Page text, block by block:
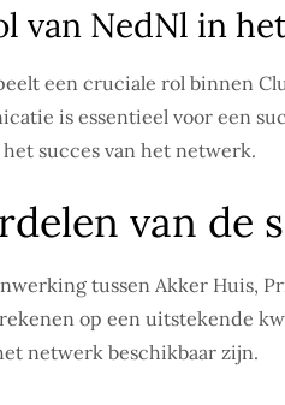
van NedNl in
een cruciale rol binnen
is essentieel voor een
succes van het netwerk.
van de
tussen Akker Huis,
op een uitstekende
netwerk beschikbaar zijn.